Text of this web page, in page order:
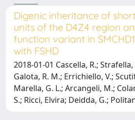
Digenic inheritance of
units of the D4Z4 region
function variant in
with FSHD
2018-01-01 Cascella, R.; Strafella,
Galota, R. M.; Errichiello, V.;
Marella, G. L.; Arcangeli, M.;
S.; Ricci, Elvira; Deidda, G.;